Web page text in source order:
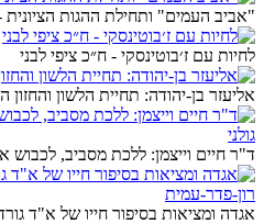
"אביב העמים" ותחילת ההגות הציונית
לחיות עם ז׳בוטינסקי - ח״כ ציפי לבני
אליעזר בן-יהודה: תחיית הלשון והחזון
ד"ר חיים וייצמן: ללכת מסביב, לכבוש
אגדה ומציאות בסיפור חייו של א"ד